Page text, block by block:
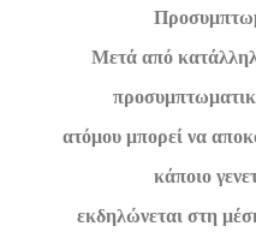
Μετά από
ατόμου μπορεί να
κάποιο
εκδηλώνεται στη